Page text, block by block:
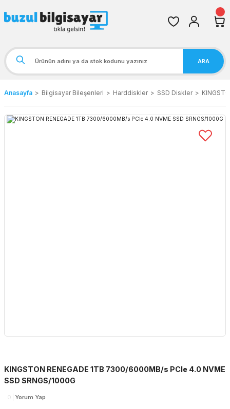
ARA
Anasayfa Bilgisayar Bileşenleri Harddiskler SSD Diskler
KINGSTON RENEGADE 1TB 7300/6000MB/s PCIe 4.0 NVME
SSD SRNGS/1000G
0 Yorum Yap